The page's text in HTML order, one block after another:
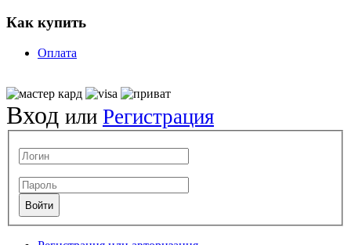
Как купить
Оплата
Вход или Регистрация